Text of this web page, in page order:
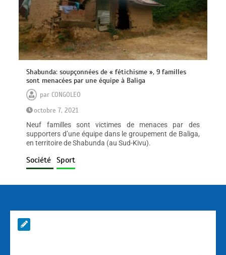
Shabunda: soupçonnées de « fétichisme », 9 familles
sont menacées par une équipe à Baliga
parCONGOLEO
octobre 7, 2021
Neuf familles sont victimes de menaces par des
supporters d’une équipe dans le groupement de Baliga,
en territoire de Shabunda (au Sud-Kivu).
Société Sport